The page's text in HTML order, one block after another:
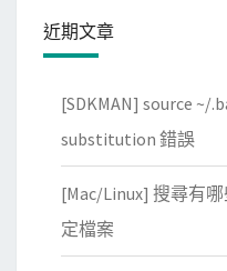
近期文章
[SDKMAN] source ~/
substitution 錯誤
[Mac/Linux] 搜尋有
定檔案